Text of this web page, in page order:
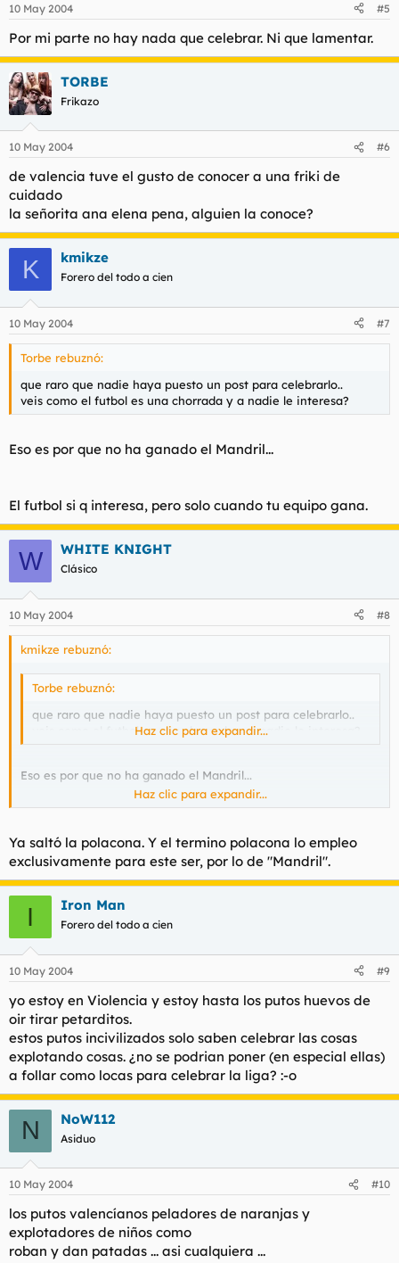
10 May 2004 #5
Por mi parte no hay nada que celebrar. Ni que lamentar.
TORBE
Frikazo
10 May 2004 #6
de valencia tuve el gusto de conocer a una friki de
cuidado
la señorita ana elena pena, alguien la conoce?
K kmikze
Forero del todo a cien
10 May 2004 #7
Torbe rebuznó:
que raro que nadie haya puesto un post para celebrarlo..
veis como el futbol es una chorrada y a nadie le interesa?
Eso es por que no ha ganado el Mandril...
El futbol si q interesa, pero solo cuando tu equipo gana.
W WHITE KNIGHT
Clásico
10 May 2004 #8
kmikze rebuznó:
Torbe rebuznó:
que raro que nadie haya puesto un post para celebrarlo..
veis como el futbol es una chorrada y a nadie le interesa?
Haz clic para expandir...
Eso es por que no ha ganado el Mandril...
Haz clic para expandir...
Ya saltó la polacona. Y el termino polacona lo empleo
exclusivamente para este ser, por lo de "Mandril".
I Iron Man
Forero del todo a cien
10 May 2004 #9
yo estoy en Violencia y estoy hasta los putos huevos de
oir tirar petarditos.
estos putos incivilizados solo saben celebrar las cosas
explotando cosas. ¿no se podrian poner (en especial ellas)
a follar como locas para celebrar la liga? :-o
N NoW112
Asiduo
10 May 2004 #10
los putos valencíanos peladores de naranjas y
explotadores de niños como
roban y dan patadas ... asi cualquiera ...